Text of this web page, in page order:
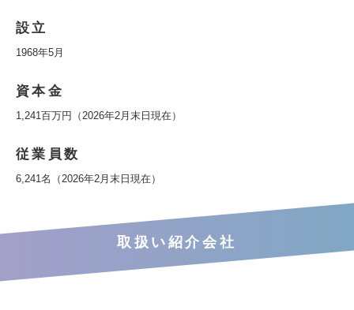
設立
1968年5月
資本金
1,241百万円（2026年2月末日現在）
従業員数
6,241名（2026年2月末日現在）
取扱い紹介会社